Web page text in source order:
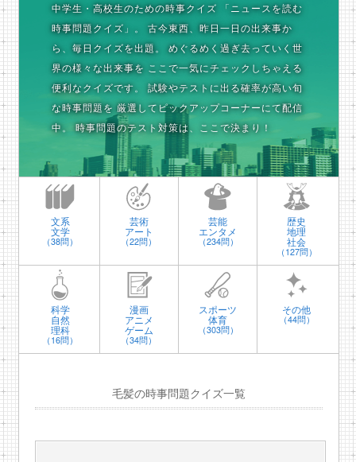
中学生・高校生のための時事クイズ 「ニュースを読む
時事問題クイズ」。
古今東西、昨日一日の出来事か
ら、毎日クイズを出題。
めぐるめく過ぎ去っていく世
界の様々な出来事を ここで一気にチェックしちゃえる
便利なクイズです。
試験やテストに出る確率が高い旬
な時事問題を 厳選してピックアップコーナーにて配信
中。
時事問題のテスト対策は、ここで決まり！
文系
文学
（38問）
芸術
アート
（22問）
芸能
エンタメ
（234問）
歴史
地理
社会
（127問）
科学
自然
理科
（16問）
漫画
アニメ
ゲーム
（34問）
スポーツ
体育
（303問）
その他
（44問）
毛髪の時事問題クイズ一覧